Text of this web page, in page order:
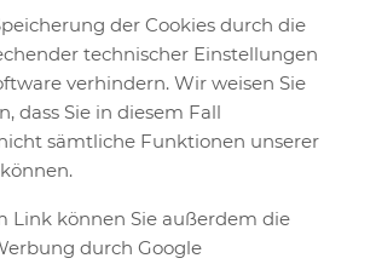
der Cookies durch die
technischer Einstellungen
verhindern. Wir weisen Sie
dass Sie in diesem Fall
sämtliche Funktionen unserer
Link können Sie außerdem die
durch Google